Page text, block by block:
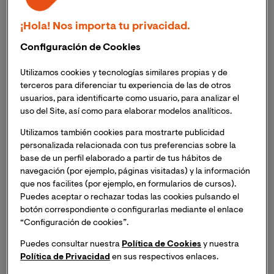
Gestión de proyectos en entornos ágiles (Máster
Universitario en Desarrollo de Aplicaciones y Servicios
Dirección estratégica (Grado en Ingeniería en
Organización Industrial)
Titulación, institución y año de finalización:Título de
Carlos de Madrid, 2014
Experiencia Profesional:
Security Manager en Telefónica Tech Cyber Security &
Cloud. Servicios de consultoría y gestión de
proyectos. 11/2022-Actualidad
Profesor Universitario de las asignaturas de Redes de
Dirección de Operaciones y Logística del Máster
Universitario en Dirección y Administración de Empresas
¡Hola! Nos importa tu privacidad.
Configuración de Cookies
Utilizamos cookies y tecnologías similares propias y de
terceros para diferenciar tu experiencia de las de otros
usuarios, para identificarte como usuario, para analizar el
uso del Site, así como para elaborar modelos analíticos.
Utilizamos también cookies para mostrarte publicidad
personalizada relacionada con tus preferencias sobre la
base de un perfil elaborado a partir de tus hábitos de
navegación (por ejemplo, páginas visitadas) y la información
que nos facilites (por ejemplo, en formularios de cursos).
Puedes aceptar o rechazar todas las cookies pulsando el
botón correspondiente o configurarlas mediante el enlace
“Configuración de cookies”.
Puedes consultar nuestra Política de Cookies y nuestra
Política de Privacidad en sus respectivos enlaces.